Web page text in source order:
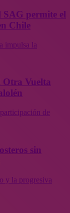
permite el
Chile
impulsa la
Otra Vuelta
de
sin
y la progresiva